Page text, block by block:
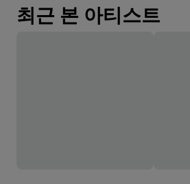
최근 본 아티스트